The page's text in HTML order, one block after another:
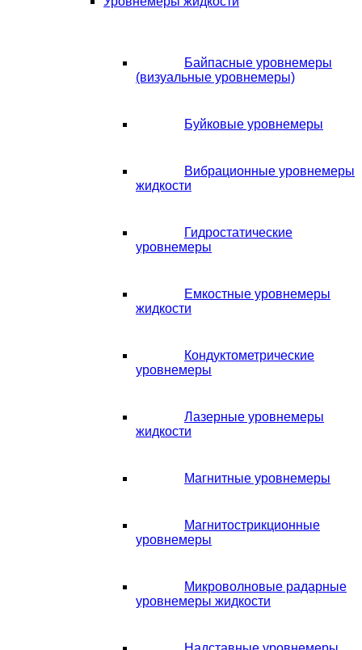
Байпасные уровнемеры
(визуальные уровнемеры)
Буйковые уровнемеры
Вибрационные уровнемеры
жидкости
Гидростатические
уровнемеры
Емкостные уровнемеры
жидкости
Кондуктометрические
уровнемеры
Лазерные уровнемеры
жидкости
Магнитные уровнемеры
Магнитострикционные
уровнемеры
Микроволновые радарные
уровнемеры жидкости